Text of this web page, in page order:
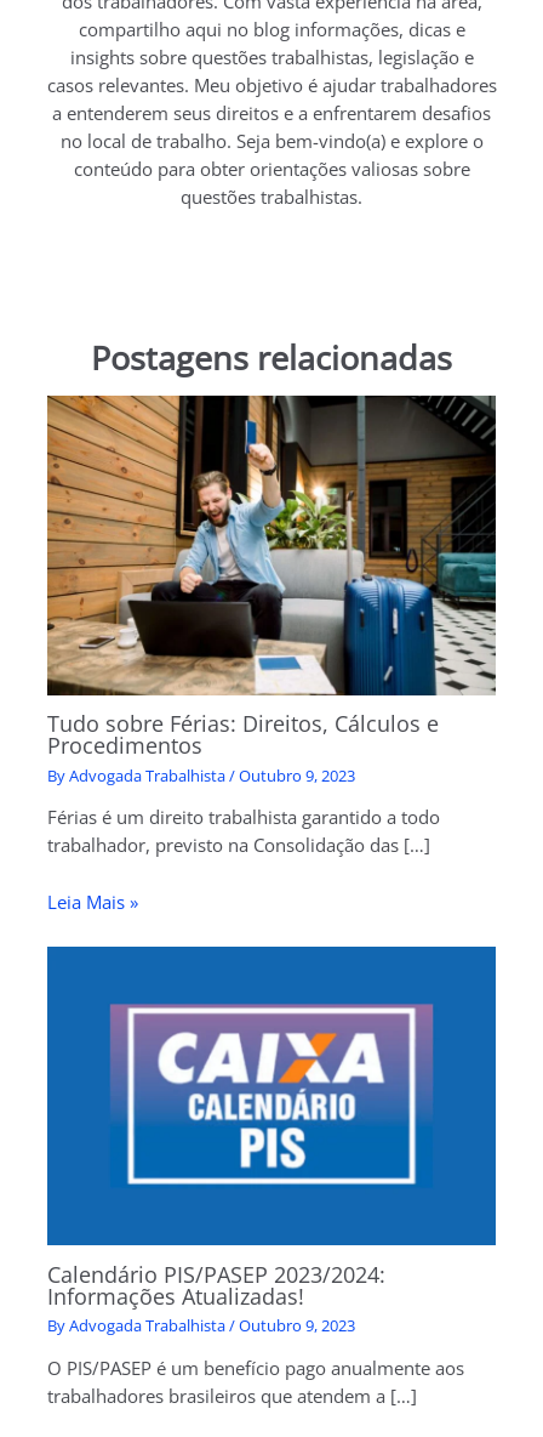
compartilho aqui no blog informações, dicas e
insights sobre questões trabalhistas, legislação e
casos relevantes. Meu objetivo é ajudar trabalhadores
a entenderem seus direitos e a enfrentarem desafios
no local de trabalho. Seja bem-vindo(a) e explore o
conteúdo para obter orientações valiosas sobre
questões trabalhistas.
Postagens relacionadas
Tudo sobre Férias: Direitos, Cálculos e
Procedimentos
ByAdvogada Trabalhista/Outubro 9, 2023
Férias é um direito trabalhista garantido a todo
trabalhador, previsto na Consolidação das […]
Leia Mais »
Calendário PIS/PASEP 2023/2024:
Informações Atualizadas!
ByAdvogada Trabalhista/Outubro 9, 2023
O PIS/PASEP é um benefício pago anualmente aos
trabalhadores brasileiros que atendem a […]